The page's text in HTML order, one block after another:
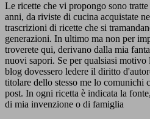
Le ricette che vi propongo sono
anni, da riviste di cucina acquistate
trascrizioni di ricette che si
generazioni. In ultimo ma non per
troverete qui, derivano dalla mia
nuovi sapori. Se per qualsiasi motivo
blog dovessero ledere il diritto
titolare dello stesso me lo comunichi
post. In ogni ricetta è indicata la
di mia invenzione o di famiglia